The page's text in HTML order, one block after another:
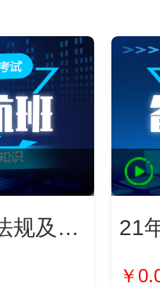
2022年建设工程法规及相关知识 21
￥